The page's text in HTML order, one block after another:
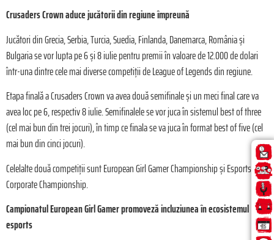
Crusaders Crown aduce jucătorii din regiune împreună
Jucători din Grecia, Serbia, Turcia, Suedia, Finlanda, Danemarca, România și
Bulgaria se vor lupta pe 6 și 8 iulie pentru premii în valoare de 12.000 de dolari
într-una dintre cele mai diverse competiții de League of Legends din regiune.
Etapa finală a Crusaders Crown va avea două semifinale și un meci final care va
avea loc pe 6, respectiv 8 iulie. Semifinalele se vor juca în sistemul best of three
(cel mai bun din trei jocuri), în timp ce finala se va juca în format best of five (cel
mai bun din cinci jocuri).
Celelalte două competiții sunt European Girl Gamer Championship și Esports
Corporate Championship.
Campionatul European Girl Gamer promoveză incluziunea în ecosistemul
esports